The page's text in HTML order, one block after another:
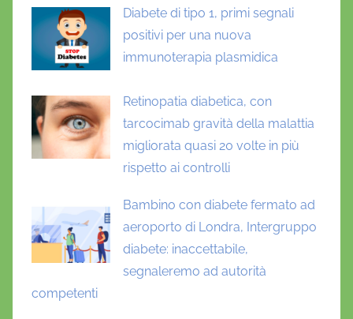
Diabete di tipo 1, primi segnali
positivi per una nuova
immunoterapia plasmidica
Retinopatia diabetica, con
tarcocimab gravità della malattia
migliorata quasi 20 volte in più
rispetto ai controlli
Bambino con diabete fermato ad
aeroporto di Londra, Intergruppo
diabete: inaccettabile,
segnaleremo ad autorità
competenti